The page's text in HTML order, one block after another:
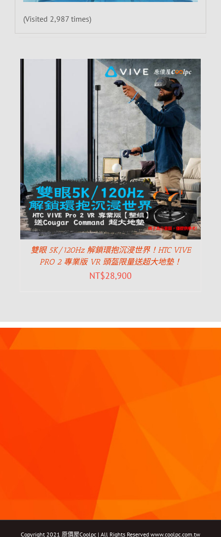
(Visited 2,987 times)
雙眼 5K/120Hz 解鎖環抱沉浸世界！HTC VIVE
PRO 2 專業版 VR 頭盔限量送超大地墊！
NT$28,900
Copyright 2021 原價屋Coolpc | All Rights Reserved www.coolpc.com.tw